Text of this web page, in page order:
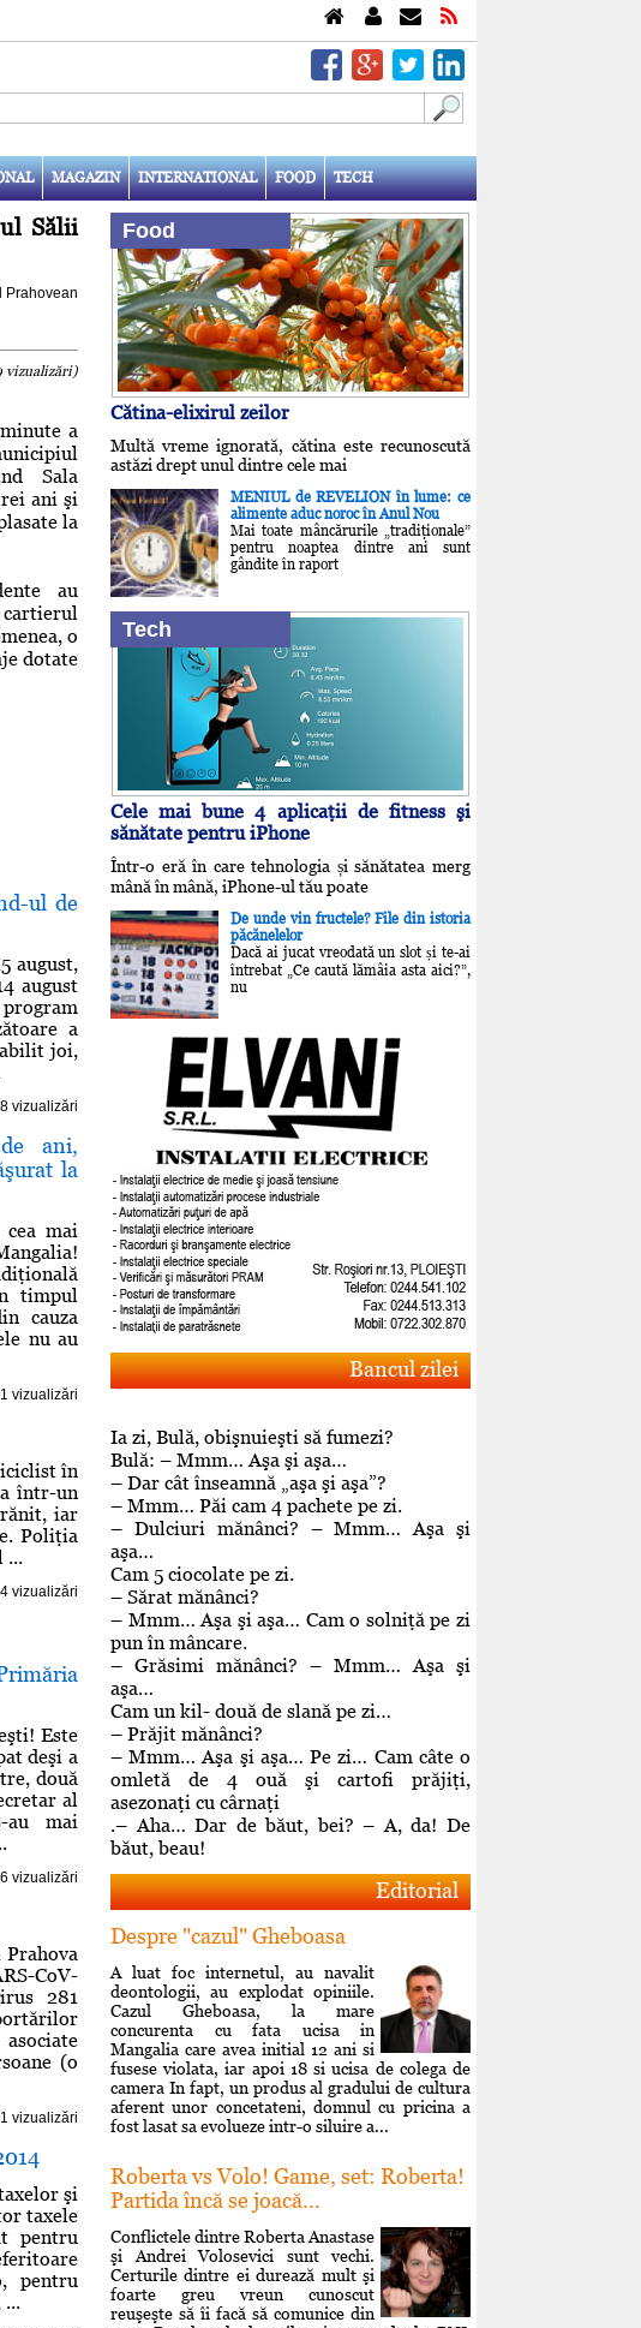
MAGAZIN INTERNATIONAL FOOD TECH
Sălii
Prahovean
vizualizări)
a
Sala
ani şi
la
au
o
dotate
ul de
august,
august
a
joi,
vizualizări
ani,
la
mai
timpul
cauza
nu au
vizualizări
în
într-un
iar
Poliţia
...
vizualizări
Este
deşi a
două
al
au mai
vizualizări
CoV-
281
(o
vizualizări
şi
taxele
pentru
pentru
...
Food
Cătina-elixirul zeilor
Multă vreme ignorată, cătina este recunoscută
astăzi drept unul dintre cele mai
MENIUL de REVELION în lume: ce
alimente aduc noroc în Anul Nou
Mai toate mâncărurile „tradiţionale”
pentru noaptea dintre ani sunt
gândite în raport
Tech
Cele mai bune 4 aplicaţii de fitness şi
sănătate pentru iPhone
Într-o eră în care tehnologia și sănătatea merg
mână în mână, iPhone-ul tău poate
De unde vin fructele? File din istoria
păcănelelor
Dacă ai jucat vreodată un slot și te-ai
întrebat „Ce caută lămâia asta aici?”,
nu
Bancul zilei
Ia zi, Bulă, obişnuieşti să fumezi?
Bulă: – Mmm… Aşa şi aşa…
– Dar cât înseamnă „aşa şi aşa”?
– Mmm… Păi cam 4 pachete pe zi.
– Dulciuri mănânci? – Mmm… Aşa şi
aşa…
Cam 5 ciocolate pe zi.
– Sărat mănânci?
– Mmm… Aşa şi aşa… Cam o solniţă pe zi
pun în mâncare.
– Grăsimi mănânci? – Mmm… Aşa şi
aşa…
Cam un kil- două de slană pe zi…
– Prăjit mănânci?
– Mmm… Aşa şi aşa… Pe zi… Cam câte o
omletă de 4 ouă şi cartofi prăjiţi,
asezonaţi cu cârnaţi
.– Aha… Dar de băut, bei? – A, da! De
băut, beau!
Editorial
Despre "cazul" Gheboasa
A luat foc internetul, au navalit
deontologii, au explodat opiniile.
Cazul Gheboasa, la mare
concurenta cu fata ucisa in
Mangalia care avea initial 12 ani si
fusese violata, iar apoi 18 si ucisa de colega de
camera In fapt, un produs al gradului de cultura
aferent unor concetateni, domnul cu pricina a
fost lasat sa evolueze intr-o siluire a...
Roberta vs Volo! Game, set: Roberta!
Partida încă se joacă...
Conflictele dintre Roberta Anastase
şi Andrei Volosevici sunt vechi.
Certurile dintre ei durează mult şi
foarte greu vreun cunoscut
reuşeşte să îi facă să comunice din